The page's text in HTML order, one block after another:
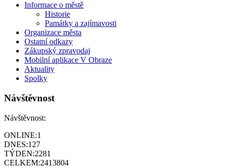
Informace o městě
Historie
Památky a zajímavosti
Organizace města
Ostatní odkazy
Zákupský zpravodaj
Mobilní aplikace V Obraze
Aktuality
Spolky
Návštěvnost
Návštěvnost:
ONLINE:1
DNES:127
TÝDEN:2281
CELKEM:2413804